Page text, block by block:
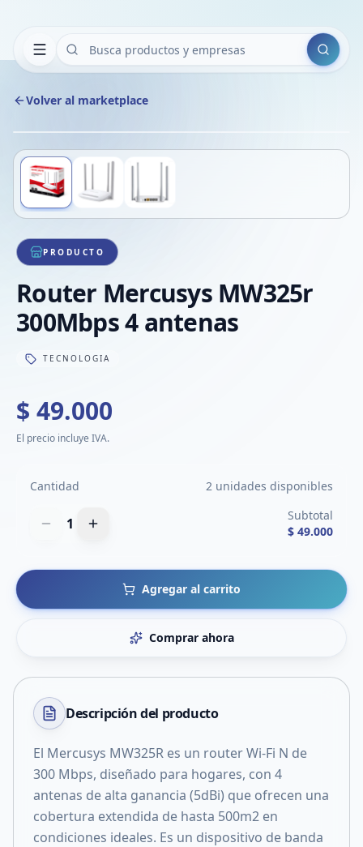
Buscar
Volver al marketplace
1/3
PRODUCTO
Router Mercusys MW325r
300Mbps 4 antenas
TECNOLOGIA
$ 49.000
El precio incluye IVA.
Cantidad 2 unidades disponibles
1
Subtotal
$ 49.000
Agregar al carrito
Comprar ahora
Descripción del producto
El Mercusys MW325R es un router Wi-Fi N de
300 Mbps, diseñado para hogares, con 4
antenas de alta ganancia (5dBi) que ofrecen una
cobertura extendida de hasta 500m2 en
condiciones ideales. Es un dispositivo de banda